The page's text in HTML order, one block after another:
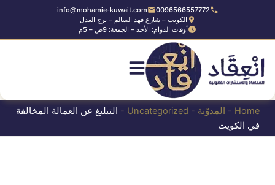
0096566557772
info@mohamie-kuwait.com
الكويت – شارع فهد السالم – برج العدل
أوقات الدوام: الأحد – الجمعة: 9ص – 5م
Home
- المدوّنة -
Uncategorized
- التبليغ عن العمالة المخالفة
في الكويت